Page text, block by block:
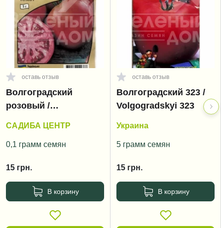
оставь отзыв
Волгоградский
розовый /
САДИБА ЦЕНТР
0,1 грамм семян
15 грн.
В корзину
оставь отзыв
Волгоградский 323 /
Volgogradskyi 323
Украина
5 грамм семян
15 грн.
В корзину